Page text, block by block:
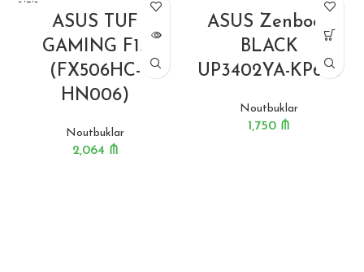
ASUS TUF
GAMING F15
(FX506HC-
HN006)
Noutbuklar
2,064 ₼
ASUS Zenbook
BLACK
UP3402YA-KP601
Noutbuklar
1,750 ₼